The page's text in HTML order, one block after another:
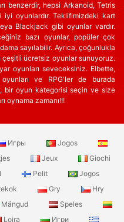
benzerdir, hepsi Arkanoid, Tetris
oyunlardır. Teklifimizdeki kart
Blackjack gibi oyunlar vardır.
bazı oyunlar, popüler çok
sayılabilir. Ayrıca, çoğunlukla
çeşitli ücretsiz oyunlar sunuyoruz.
oyunları seveceksiniz. Elbette,
ve RPG'ler de burada
bir oyun kategorisi seçin ve size
oynama zamanı!!!
Игры
Jogos
Jeux
Giochi
Pelit
Jogos
Gry
Hry
Mängud
Speles
Lojra Игри